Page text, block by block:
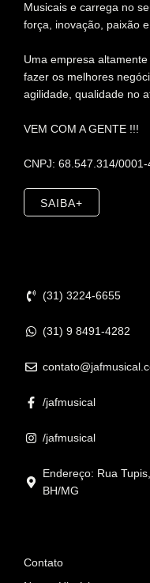
Musicais e carrega no
força, inovação, paixão
Uma empresa
fazer os melhores
agilidade, qualidade no
VEM COM A GENTE !!!
CNPJ: 68.547.314/0001-
SAIBA+
(31) 3224-6655
(31) 9 8491-4282
/jafmusical
/jafmusical
Endereço: Rua
BH/MG
Contato